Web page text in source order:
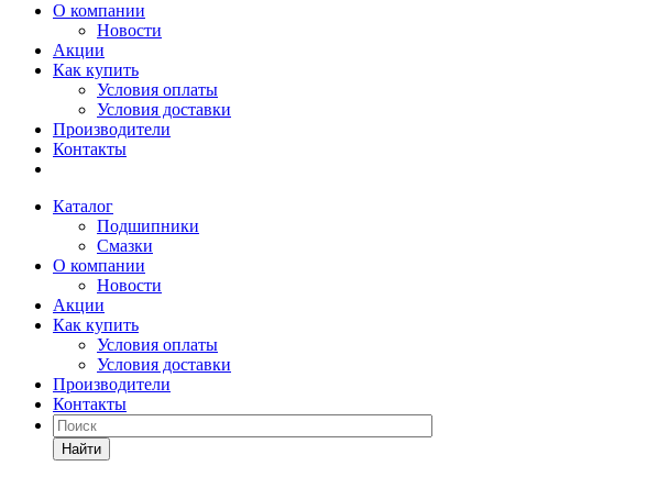
О компании
Новости
Акции
Как купить
Условия оплаты
Условия доставки
Производители
Контакты
Каталог
Подшипники
Смазки
О компании
Новости
Акции
Как купить
Условия оплаты
Условия доставки
Производители
Контакты
Найти